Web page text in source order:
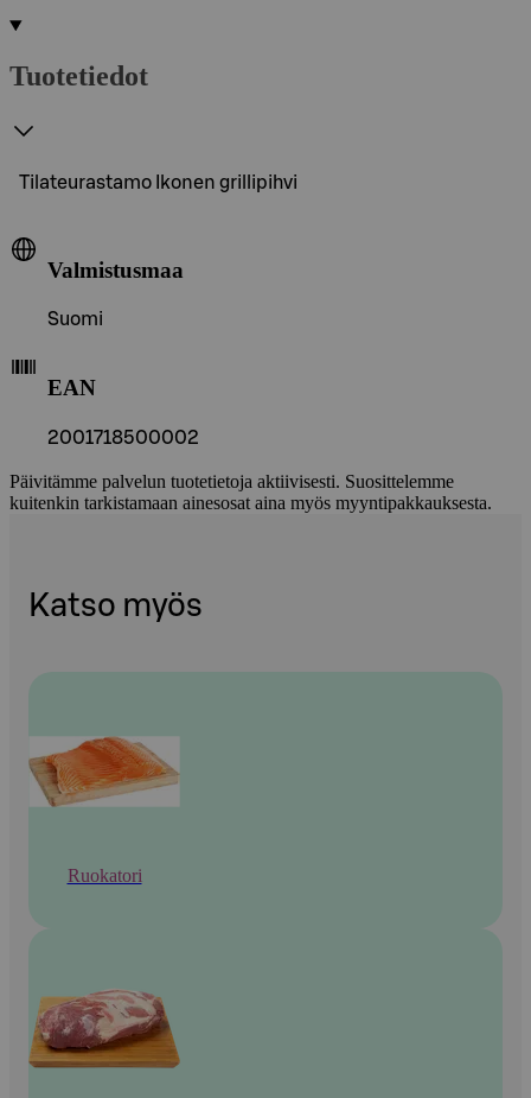
Tuotetiedot
Tilateurastamo Ikonen grillipihvi
Valmistusmaa
Suomi
EAN
2001718500002
Päivitämme palvelun tuotetietoja aktiivisesti. Suosittelemme
kuitenkin tarkistamaan ainesosat aina myös myyntipakkauksesta.
Katso myös
Ruokatori